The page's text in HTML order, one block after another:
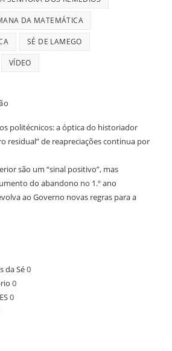
DA MATEMÁTICA
SÉ DE LAMEGO
VÍDEO
politécnicos: a óptica do historiador
residual” de reapreciações continua por
são um “sinal positivo”, mas
do abandono no 1.º ano
ao Governo novas regras para a
da Sé0
0
0